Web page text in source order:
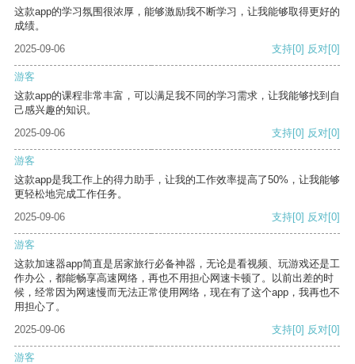
这款app的学习氛围很浓厚，能够激励我不断学习，让我能够取得更好的
成绩。
2025-09-06
支持[0] 反对[0]
游客
这款app的课程非常丰富，可以满足我不同的学习需求，让我能够找到自
己感兴趣的知识。
2025-09-06
支持[0] 反对[0]
游客
这款app是我工作上的得力助手，让我的工作效率提高了50%，让我能够
更轻松地完成工作任务。
2025-09-06
支持[0] 反对[0]
游客
这款加速器app简直是居家旅行必备神器，无论是看视频、玩游戏还是工
作办公，都能畅享高速网络，再也不用担心网速卡顿了。以前出差的时
候，经常因为网速慢而无法正常使用网络，现在有了这个app，我再也不
用担心了。
2025-09-06
支持[0] 反对[0]
游客